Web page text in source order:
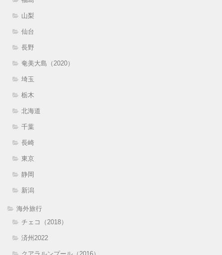
山梨
仙台
長野
奄美大島（2020）
埼玉
栃木
北海道
千葉
長崎
東京
静岡
新潟
海外旅行
チェコ（2018）
済州2022